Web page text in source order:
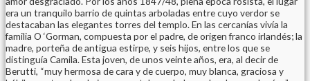
era un tranquilo barrio de quintas arboladas entre cuyo verdor se
destacaban las elegantes torres del templo. En las cercanías vivía la
familia O ‘Gorman, compuesta por el padre, de origen franco irlandés; la
madre, porteña de antigua estirpe, y seis hijos, entre los que se
distinguía Camila. Esta joven, de unos veinte años, era, al decir de
Berutti, “muy hermosa de cara y de cuerpo, muy blanca, graciosa y